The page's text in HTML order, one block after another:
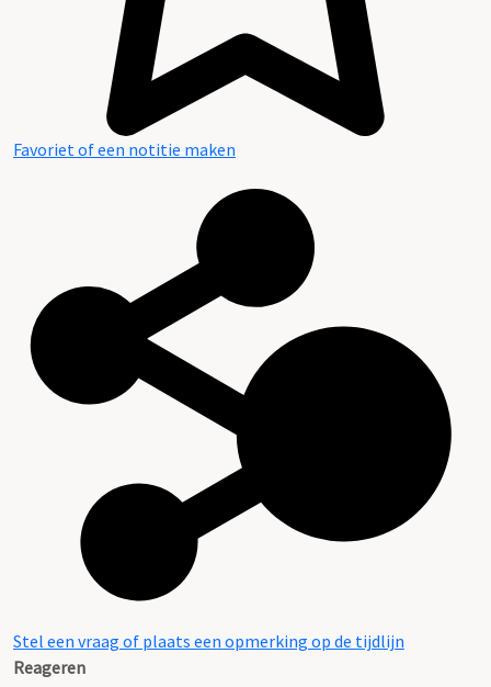
Favoriet of een notitie maken
Stel een vraag of plaats een opmerking op de tijdlijn
Reageren